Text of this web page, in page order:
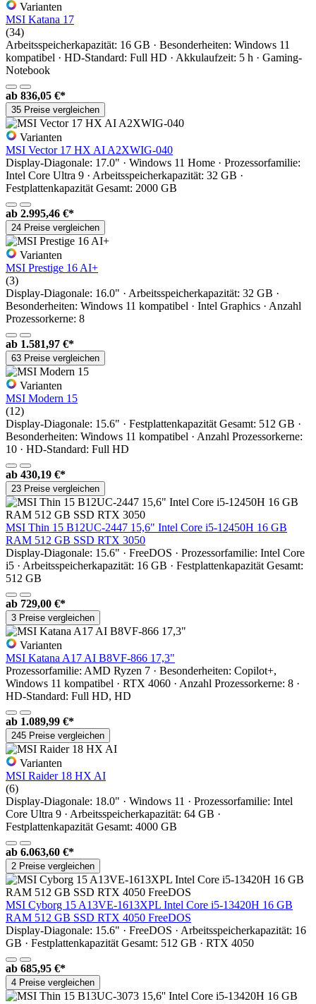
Varianten
MSI Katana 17
(34)
Arbeitsspeicherkapazität: 16 GB · Besonderheiten: Windows 11
kompatibel · HD-Standard: Full HD · Akkulaufzeit: 5 h · Gaming-
Notebook
ab 836,05 €*
35 Preise vergleichen
Varianten
MSI Vector 17 HX AI A2XWIG-040
Display-Diagonale: 17.0" · Windows 11 Home · Prozessorfamilie:
Intel Core Ultra 9 · Arbeitsspeicherkapazität: 32 GB ·
Festplattenkapazität Gesamt: 2000 GB
ab 2.995,46 €*
24 Preise vergleichen
Varianten
MSI Prestige 16 AI+
(3)
Display-Diagonale: 16.0" · Arbeitsspeicherkapazität: 32 GB ·
Besonderheiten: Windows 11 kompatibel · Intel Graphics · Anzahl
Prozessorkerne: 8
ab 1.581,97 €*
63 Preise vergleichen
Varianten
MSI Modern 15
(12)
Display-Diagonale: 15.6" · Festplattenkapazität Gesamt: 512 GB ·
Besonderheiten: Windows 11 kompatibel · Anzahl Prozessorkerne:
10 · HD-Standard: Full HD
ab 430,19 €*
23 Preise vergleichen
MSI Thin 15 B12UC-2447 15,6" Intel Core i5-12450H 16 GB
RAM 512 GB SSD RTX 3050
Display-Diagonale: 15.6" · FreeDOS · Prozessorfamilie: Intel Core
i5 · Arbeitsspeicherkapazität: 16 GB · Festplattenkapazität Gesamt:
512 GB
ab 729,00 €*
3 Preise vergleichen
Varianten
MSI Katana A17 AI B8VF-866 17,3"
Prozessorfamilie: AMD Ryzen 7 · Besonderheiten: Copilot+,
Windows 11 kompatibel · RTX 4060 · Anzahl Prozessorkerne: 8 ·
HD-Standard: Full HD, HD
ab 1.089,99 €*
245 Preise vergleichen
Varianten
MSI Raider 18 HX AI
(6)
Display-Diagonale: 18.0" · Windows 11 · Prozessorfamilie: Intel
Core Ultra 9 · Arbeitsspeicherkapazität: 64 GB ·
Festplattenkapazität Gesamt: 4000 GB
ab 6.063,60 €*
2 Preise vergleichen
MSI Cyborg 15 A13VE-1613XPL Intel Core i5-13420H 16 GB
RAM 512 GB SSD RTX 4050 FreeDOS
Display-Diagonale: 15.6" · FreeDOS · Arbeitsspeicherkapazität: 16
GB · Festplattenkapazität Gesamt: 512 GB · RTX 4050
ab 685,95 €*
4 Preise vergleichen